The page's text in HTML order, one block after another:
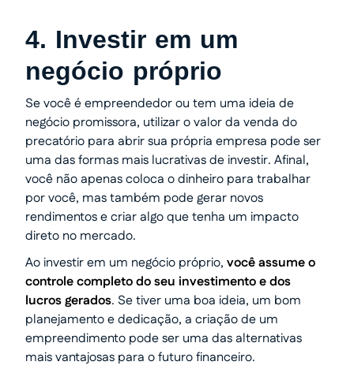
4. Investir em um
negócio próprio
Se você é empreendedor ou tem uma ideia de
negócio promissora, utilizar o valor da venda do
precatório para abrir sua própria empresa pode ser
uma das formas mais lucrativas de investir. Afinal,
você não apenas coloca o dinheiro para trabalhar
por você, mas também pode gerar novos
rendimentos e criar algo que tenha um impacto
direto no mercado.
Ao investir em um negócio próprio, você assume o
controle completo do seu investimento e dos
lucros gerados. Se tiver uma boa ideia, um bom
planejamento e dedicação, a criação de um
empreendimento pode ser uma das alternativas
mais vantajosas para o futuro financeiro.